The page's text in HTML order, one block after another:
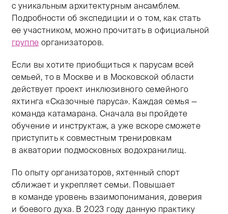
с уникальным архитектурным ансамблем.
Подробности об экспедиции и о том, как стать
ее участником, можно прочитать в официальной
группе организаторов.
Если вы хотите приобщиться к парусам всей
семьей, то в Москве и в Московской области
действует проект инклюзивного семейного
яхтинга «Сказочные паруса». Каждая семья —
команда катамарана. Сначала вы пройдете
обучение и инструктаж, а уже вскоре сможете
приступить к совместным тренировкам
в акватории подмосковных водохранилищ.
По опыту организаторов, яхтенный спорт
сближает и укрепляет семьи. Повышает
в команде уровень взаимопонимания, доверия
и боевого духа. В 2023 году данную практику